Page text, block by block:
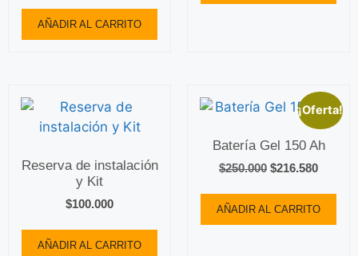
AÑADIR AL CARRITO
Reserva de instalación
y Kit
$100.000
AÑADIR AL CARRITO
¡Oferta!
Batería Gel 150 Ah
$250.000 $216.580
AÑADIR AL CARRITO